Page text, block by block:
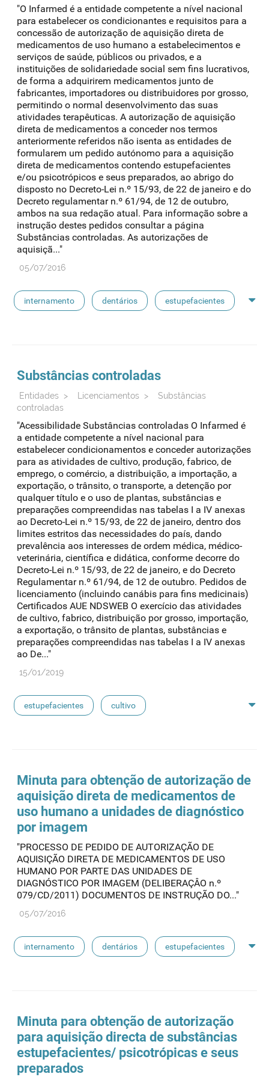
"O Infarmed é a entidade competente a nível nacional
para estabelecer os condicionantes e requisitos para a
concessão de autorização de aquisição direta de
medicamentos de uso humano a estabelecimentos e
serviços de saúde, públicos ou privados, e a
instituições de solidariedade social sem fins lucrativos,
de forma a adquirirem medicamentos junto de
fabricantes, importadores ou distribuidores por grosso,
permitindo o normal desenvolvimento das suas
atividades terapêuticas. A autorização de aquisição
direta de medicamentos a conceder nos termos
anteriormente referidos não isenta as entidades de
formularem um pedido autónomo para a aquisição
direta de medicamentos contendo estupefacientes
e/ou psicotrópicos e seus preparados, ao abrigo do
disposto no Decreto-Lei n.º 15/93, de 22 de janeiro e do
Decreto regulamentar n.º 61/94, de 12 de outubro,
ambos na sua redação atual. Para informação sobre a
instrução destes pedidos consultar a página
Substâncias controladas. As autorizações de
aquisiçã..."
05/07/2016
internamento dentários estupefacientes
Substâncias controladas
Entidades > Licenciamentos >
Substâncias
controladas
"Acessibilidade Substâncias controladas O Infarmed é
a entidade competente a nível nacional para
estabelecer condicionamentos e conceder autorizações
para as atividades de cultivo, produção, fabrico, de
emprego, o comércio, a distribuição, a importação, a
exportação, o trânsito, o transporte, a detenção por
qualquer título e o uso de plantas, substâncias e
preparações compreendidas nas tabelas I a IV anexas
ao Decreto-Lei n.º 15/93, de 22 de janeiro, dentro dos
limites estritos das necessidades do país, dando
prevalência aos interesses de ordem médica, médico-
veterinária, científica e didática, conforme decorre do
Decreto-Lei n.º 15/93, de 22 de janeiro, e do Decreto
Regulamentar n.º 61/94, de 12 de outubro. Pedidos de
licenciamento (incluindo canábis para fins medicinais)
Certificados AUE NDSWEB O exercício das atividades
de cultivo, fabrico, distribuição por grosso, importação,
a exportação, o trânsito de plantas, substâncias e
preparações compreendidas nas tabelas I a IV anexas
ao De..."
15/01/2019
estupefacientes cultivo
Minuta para obtenção de autorização de
aquisição direta de medicamentos de
uso humano a unidades de diagnóstico
por imagem
"PROCESSO DE PEDIDO DE AUTORIZAÇÃO DE
AQUISIÇÃO DIRETA DE MEDICAMENTOS DE USO
HUMANO POR PARTE DAS UNIDADES DE
DIAGNÓSTICO POR IMAGEM (DELIBERAÇÂO n.º
079/CD/2011) DOCUMENTOS DE INSTRUÇÃO DO..."
05/07/2016
internamento dentários estupefacientes
Minuta para obtenção de autorização
para aquisição directa de substâncias
estupefacientes/ psicotrópicas e seus
preparados